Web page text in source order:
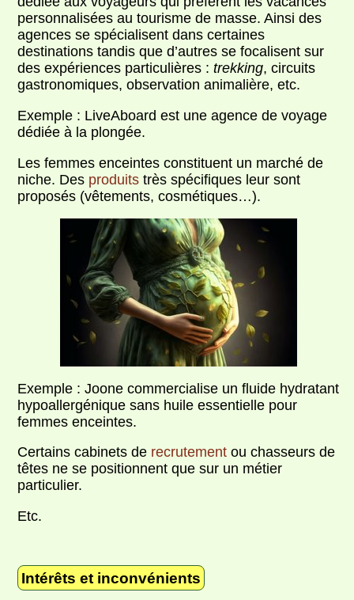
personnalisées au tourisme de masse. Ainsi des
agences se spécialisent dans certaines
destinations tandis que d’autres se focalisent sur
des expériences particulières :trekking, circuits
gastronomiques, observation animalière, etc.
Exemple : LiveAboard est une agence de voyage
dédiée à la plongée.
Les femmes enceintes constituent un marché de
niche. Des produits très spécifiques leur sont
proposés (vêtements, cosmétiques…).
Exemple : Joone commercialise un fluide hydratant
hypoallergénique sans huile essentielle pour
femmes enceintes.
Certains cabinets de recrutement ou chasseurs de
têtes ne se positionnent que sur un métier
particulier.
Etc.
Intérêts et inconvénients